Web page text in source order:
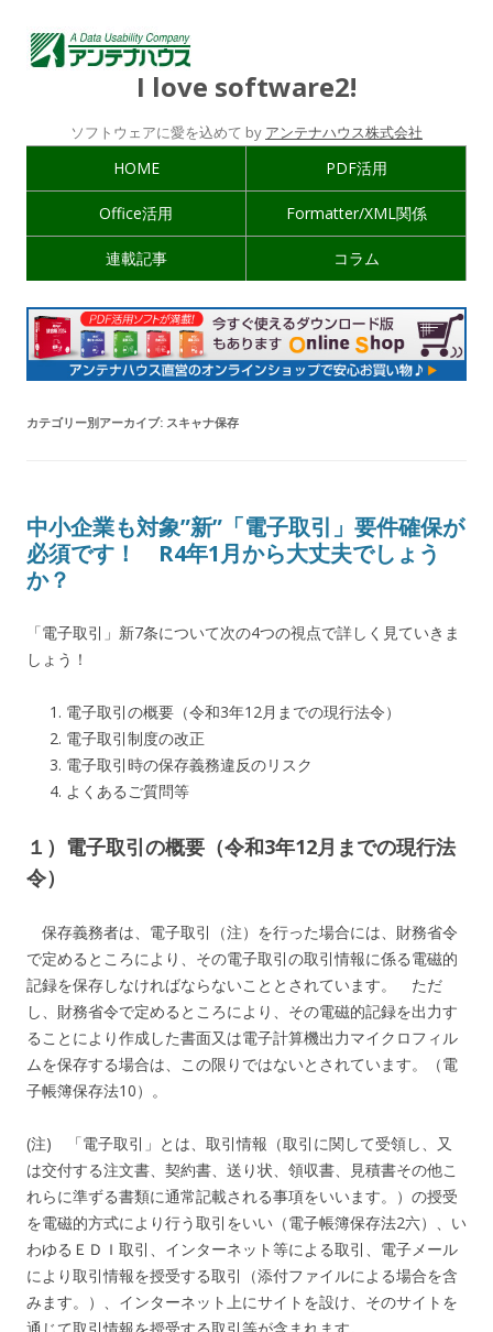
I love software2!
ソフトウェアに愛を込めて by アンテナハウス株式会社
HOME PDF活用
Office活用 Formatter/XML関係
連載記事 コラム
カテゴリー別アーカイブ: スキャナ保存
中小企業も対象”新”「電子取引」要件確保が
必須です！ R4年1月から大丈夫でしょう
か？
「電子取引」新7条について次の4つの視点で詳しく見ていきま
しょう！
電子取引の概要（令和3年12月までの現行法令）
電子取引制度の改正
電子取引時の保存義務違反のリスク
よくあるご質問等
１）電子取引の概要（令和3年12月までの現行法
令）
保存義務者は、電子取引（注）を行った場合には、財務省令
で定めるところにより、その電子取引の取引情報に係る電磁的
記録を保存しなければならないこととされています。 ただ
し、財務省令で定めるところにより、その電磁的記録を出力す
ることにより作成した書面又は電子計算機出力マイクロフィル
ムを保存する場合は、この限りではないとされています。（電
子帳簿保存法10）。
(注) 「電子取引」とは、取引情報（取引に関して受領し、又
は交付する注文書、契約書、送り状、領収書、見積書その他こ
れらに準ずる書類に通常記載される事項をいいます。）の授受
を電磁的方式により行う取引をいい（電子帳簿保存法2六）、い
わゆるＥＤＩ取引、インターネット等による取引、電子メール
により取引情報を授受する取引（添付ファイルによる場合を含
みます。）、インターネット上にサイトを設け、そのサイトを
通じて取引情報を授受する取引等が含まれます。